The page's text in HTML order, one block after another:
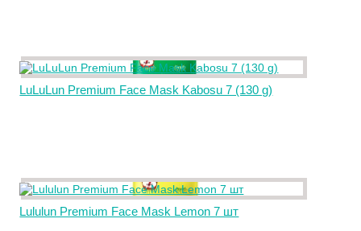
LuLuLun Premium Face Mask Kabosu 7 (130 g)
Lululun Premium Face Mask Lemon 7 шт